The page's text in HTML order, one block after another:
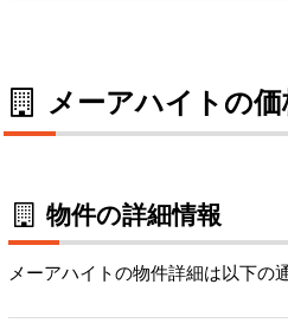
メーアハイトの
物件の詳細情報
メーアハイトの物件詳細は以下の